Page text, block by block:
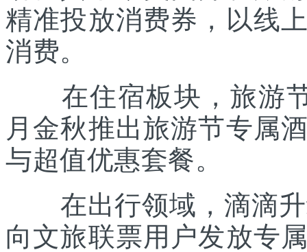
精准投放消费券，以线
消费。
在住宿板块，旅游节
月金秋推出旅游节专属
与超值优惠套餐。
在出行领域，滴滴升
向文旅联票用户发放专